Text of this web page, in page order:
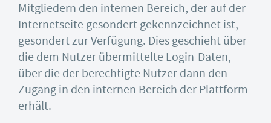
Mitgliedern den internen Bereich, der auf der
Internetseite gesondert gekennzeichnet ist,
gesondert zur Verfügung. Dies geschieht über
die dem Nutzer übermittelte Login-Daten,
über die der berechtigte Nutzer dann den
Zugang in den internen Bereich der Plattform
erhält.